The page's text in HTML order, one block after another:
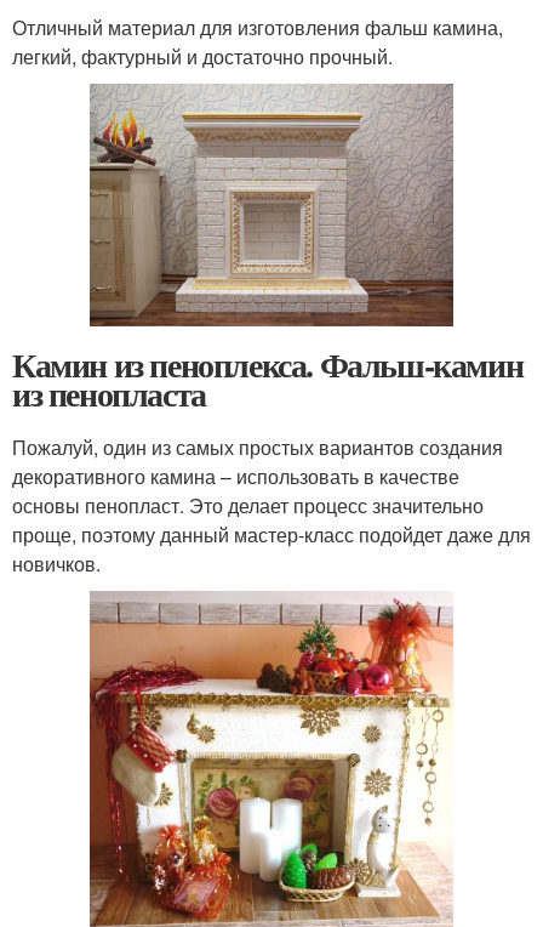
Отличный материал для изготовления фальш камина,
легкий, фактурный и достаточно прочный.
Камин из пеноплекса. Фальш-камин
из пенопласта
Пожалуй, один из самых простых вариантов создания
декоративного камина – использовать в качестве
основы пенопласт. Это делает процесс значительно
проще, поэтому данный мастер-класс подойдет даже для
новичков.